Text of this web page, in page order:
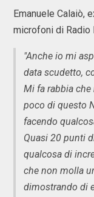
Emanuele Calaiò,
microfoni di
"Anche io mi
data scudetto,
Mi fa rabbia
poco di questo
facendo
Quasi 20 punti
qualcosa di
che non molla
dimostrando di